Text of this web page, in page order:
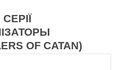
СЕРІЇ
OF CATAN)